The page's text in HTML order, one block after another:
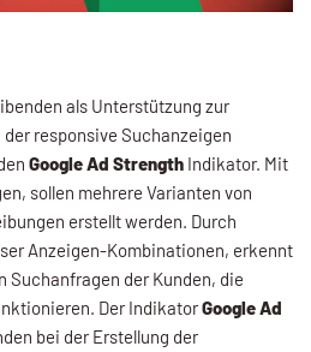
als Unterstützung zur
responsive Suchanzeigen
Google Ad Strength Indikator. Mit
sollen mehrere Varianten von
erstellt werden. Durch
Anzeigen-Kombinationen, erkennt
Suchanfragen der Kunden, die
Der IndikatorGoogle Ad
bei der Erstellung der